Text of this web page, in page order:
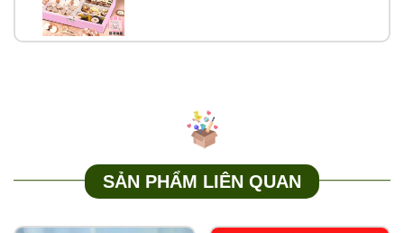
SẢN PHẨM LIÊN QUAN